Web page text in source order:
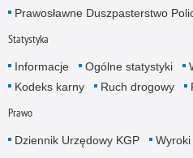
Prawosławne Duszpasterstwo
Statystyka
Informacje Ogólne statystyki
Kodeks karny
Ruch drogowy
Prawo
Dziennik Urzędowy KGP